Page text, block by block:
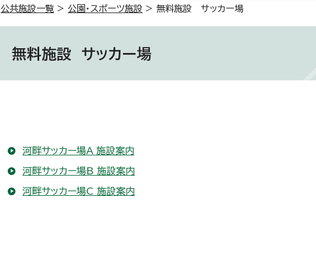
公共施設一覧 > 公園・スポーツ施設 > 無料施設 サッカー場
無料施設 サッカー場
河畔サッカー場A 施設案内
河畔サッカー場B 施設案内
河畔サッカー場C 施設案内